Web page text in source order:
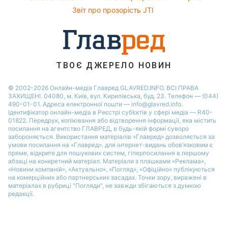
Звіт про прозорість JTI
ТВОЄ ДЖЕРЕЛО НОВИН
© 2002-2026 Онлайн-медіа Главред GLAVRED.INFO. ВСІ ПРАВА
ЗАХИЩЕНІ. 04080, м. Київ, вул. Кирилівська, буд. 23. Телефон — (044)
490-01-01. Адреса електронної пошти — info@glavred.info.
Ідентифікатор онлайн-медіа в Реєстрі суб’єктів у сфері медіа — R40-
01822. Передрук, копіювання або відтворення інформації, яка містить
посилання на агентство ГЛАВРЕД, в будь-якій формi суворо
забороняється. Використання матеріалів «Главред» дозволяється за
умови посилання на «Главред». для інтернет-видань обов’язковим є
пряме, відкрите для пошукових систем, гіперпосилання в першому
абзаці на конкретний матеріал. Матеріали з плашками «Реклама»,
«Новини компаній», «Актуально», «Погляд», «Офіційно» публікуються
на комерційних або партнерських засадах. Точки зору, виражені в
матеріалах в рубриці "Погляди", не завжди збігаються з думкою
редакції.